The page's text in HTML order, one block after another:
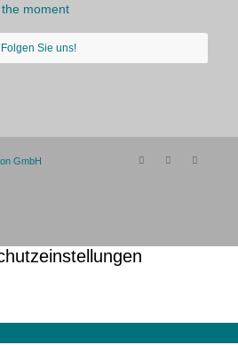
moment
Folgen Sie uns!
GmbH